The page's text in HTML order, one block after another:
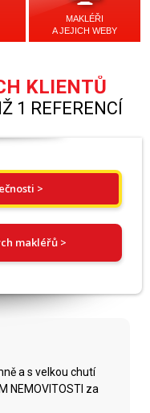
MAKLÉŘI
A JEJICH WEBY
KLIENTŮ
1 REFERENCÍ
>
makléřů >
a s velkou chutí
NEMOVITOSTI za